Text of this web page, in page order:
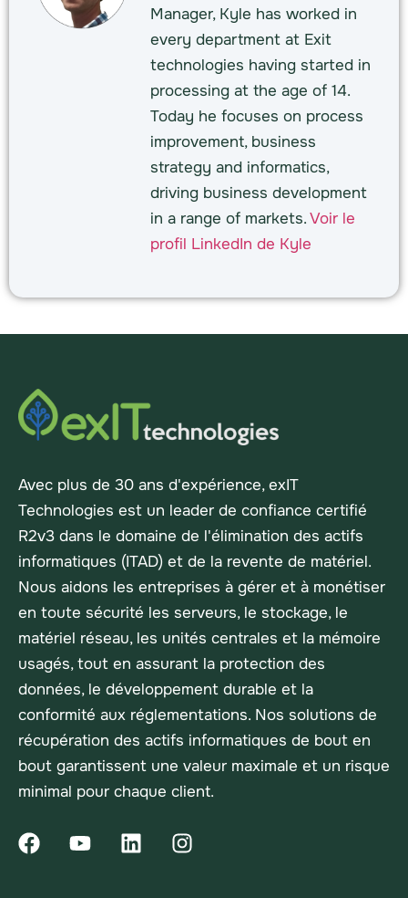
Manager, Kyle has worked in
every department at Exit
technologies having started in
processing at the age of 14.
Today he focuses on process
improvement, business
strategy and informatics,
driving business development
in a range of markets.Voir le
profil LinkedIn de Kyle
Avec plus de 30 ans d'expérience, exIT
Technologies est un leader de confiance certifié
R2v3 dans le domaine de l'élimination des actifs
informatiques (ITAD) et de la revente de matériel.
Nous aidons les entreprises à gérer et à monétiser
en toute sécurité les serveurs, le stockage, le
matériel réseau, les unités centrales et la mémoire
usagés, tout en assurant la protection des
données, le développement durable et la
conformité aux réglementations. Nos solutions de
récupération des actifs informatiques de bout en
bout garantissent une valeur maximale et un risque
minimal pour chaque client.